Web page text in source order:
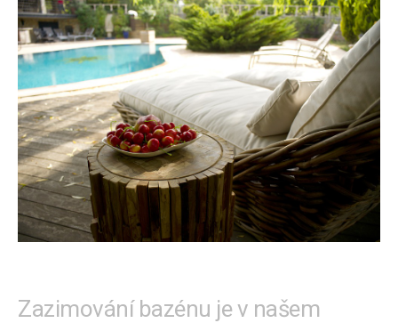
Zazimování bazénu je v našem